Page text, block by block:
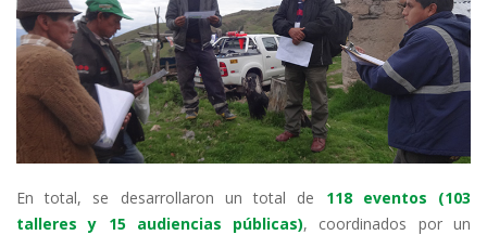
En total, se desarrollaron un total de 118 eventos (103
talleres y 15 audiencias públicas), coordinados por un